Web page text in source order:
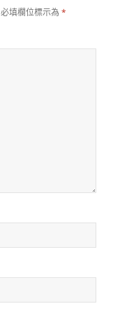
必填欄位標示為*